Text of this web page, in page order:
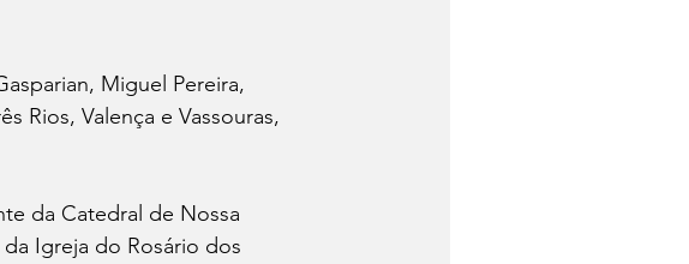
Miguel Pereira,
Rios, Valença e Vassouras,
da Catedral de Nossa
Igreja do Rosário dos